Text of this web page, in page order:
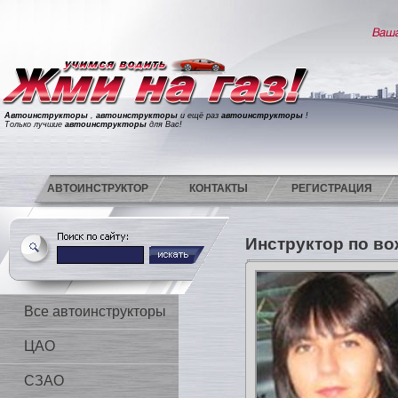
Автоинструкторы , автоинструкторы и ещё раз автоинструкторы !
Только лучшие автоинструкторы для Вас!
АВТОИНСТРУКТОР КОНТАКТЫ РЕГИСТРАЦИЯ
Все автоинструкторы
ЦАО
СЗАО
Инструктор по